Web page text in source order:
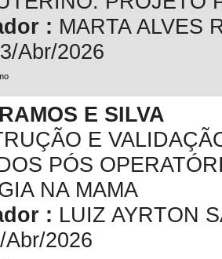
: MARTA ALVES
Abr/2026
E SILVA
E
PÓS
NA MAMA
: LUIZ AYRTON
Abr/2026